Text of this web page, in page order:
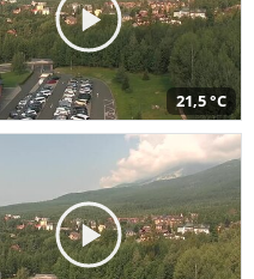
21,5 °C